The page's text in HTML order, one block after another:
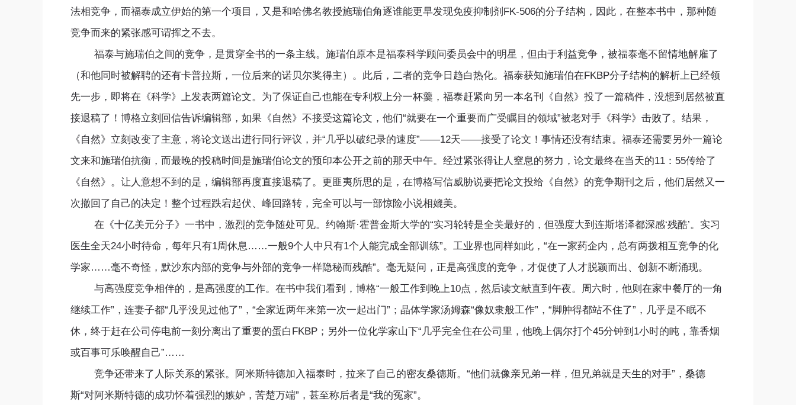
法相竞争，而福泰成立伊始的第一个项目，又是和哈佛名教授施瑞伯角逐谁能更早发现免疫抑制剂FK-506的分子结构，因此，在整本书中，那种随
竞争而来的紧张感可谓挥之不去。
福泰与施瑞伯之间的竞争，是贯穿全书的一条主线。施瑞伯原本是福泰科学顾问委员会中的明星，但由于利益竞争，被福泰毫不留情地解雇了
（和他同时被解聘的还有卡普拉斯，一位后来的诺贝尔奖得主）。此后，二者的竞争日趋白热化。福泰获知施瑞伯在FKBP分子结构的解析上已经领
先一步，即将在《科学》上发表两篇论文。为了保证自己也能在专利权上分一杯羹，福泰赶紧向另一本名刊《自然》投了一篇稿件，没想到居然被直
接退稿了！博格立刻回信告诉编辑部，如果《自然》不接受这篇论文，他们“就要在一个重要而广受瞩目的领域”被老对手《科学》击败了。结果，
《自然》立刻改变了主意，将论文送出进行同行评议，并“几乎以破纪录的速度”——12天——接受了论文！事情还没有结束。福泰还需要另外一篇论
文来和施瑞伯抗衡，而最晚的投稿时间是施瑞伯论文的预印本公开之前的那天中午。经过紧张得让人窒息的努力，论文最终在当天的11：55传给了
《自然》。让人意想不到的是，编辑部再度直接退稿了。更匪夷所思的是，在博格写信威胁说要把论文投给《自然》的竞争期刊之后，他们居然又一
次撤回了自己的决定！整个过程跌宕起伏、峰回路转，完全可以与一部惊险小说相媲美。
在《十亿美元分子》一书中，激烈的竞争随处可见。约翰斯·霍普金斯大学的“实习轮转是全美最好的，但强度大到连斯塔泽都深感‘残酷’。实习
医生全天24小时待命，每年只有1周休息……一般9个人中只有1个人能完成全部训练”。工业界也同样如此，“在一家药企内，总有两拨相互竞争的化
学家……毫不奇怪，默沙东内部的竞争与外部的竞争一样隐秘而残酷”。毫无疑问，正是高强度的竞争，才促使了人才脱颖而出、创新不断涌现。
与高强度竞争相伴的，是高强度的工作。在书中我们看到，博格“一般工作到晚上10点，然后读文献直到午夜。周六时，他则在家中餐厅的一角
继续工作”，连妻子都“几乎没见过他了”，“全家近两年来第一次一起出门”；晶体学家汤姆森“像奴隶般工作”，“脚肿得都站不住了”，几乎是不眠不
休，终于赶在公司停电前一刻分离出了重要的蛋白FKBP；另外一位化学家山下“几乎完全住在公司里，他晚上偶尔打个45分钟到1小时的盹，靠香烟
或百事可乐唤醒自己”……
竞争还带来了人际关系的紧张。阿米斯特德加入福泰时，拉来了自己的密友桑德斯。“他们就像亲兄弟一样，但兄弟就是天生的对手”，桑德
斯“对阿米斯特德的成功怀着强烈的嫉妒，苦楚万端”，甚至称后者是“我的冤家”。